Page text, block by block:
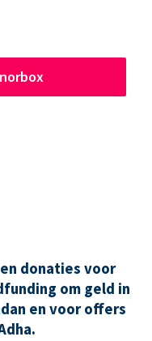
donaties voor
om geld in
en voor offers